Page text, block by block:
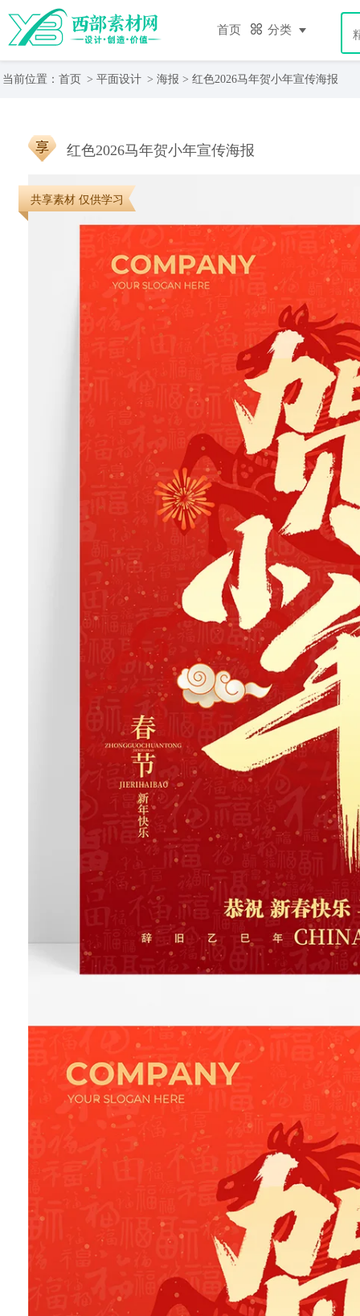
首页 分类
当前位置： 首页 > 平面设计 > 海报 > 红色2026马年贺小年宣传海报
红色2026马年贺小年宣传海报
共享素材 仅供学习